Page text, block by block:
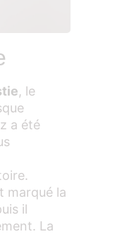
, le
a été
marqué la
il
La